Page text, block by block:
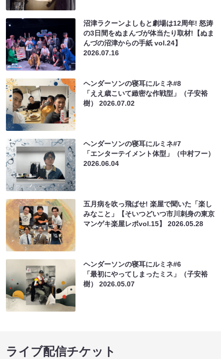
沼津ラクーンよしもと劇場は12周年! 怒涛
の3日間をぬまんづが体当たり取材!【ぬま
んづの沼津からの手紙 vol.24】
2026.07.16
ヘンダーソンの寝耳にルミネ#8
「ええ歳こいて緻密な作戦型」（子安裕
樹）2026.07.02
ヘンダーソンの寝耳にルミネ#7
「エンターテイメント体型」（中村フー）
2026.06.04
五月病を吹っ飛ばせ! 楽屋で聞いた「楽し
みなこと」【そいつどいつ市川刺身の東京
マンゲキ楽屋レポvol.15】2026.05.28
ヘンダーソンの寝耳にルミネ#6
「最初にやってしまったミス」（子安裕
樹）2026.05.07
ライブ配信チケット